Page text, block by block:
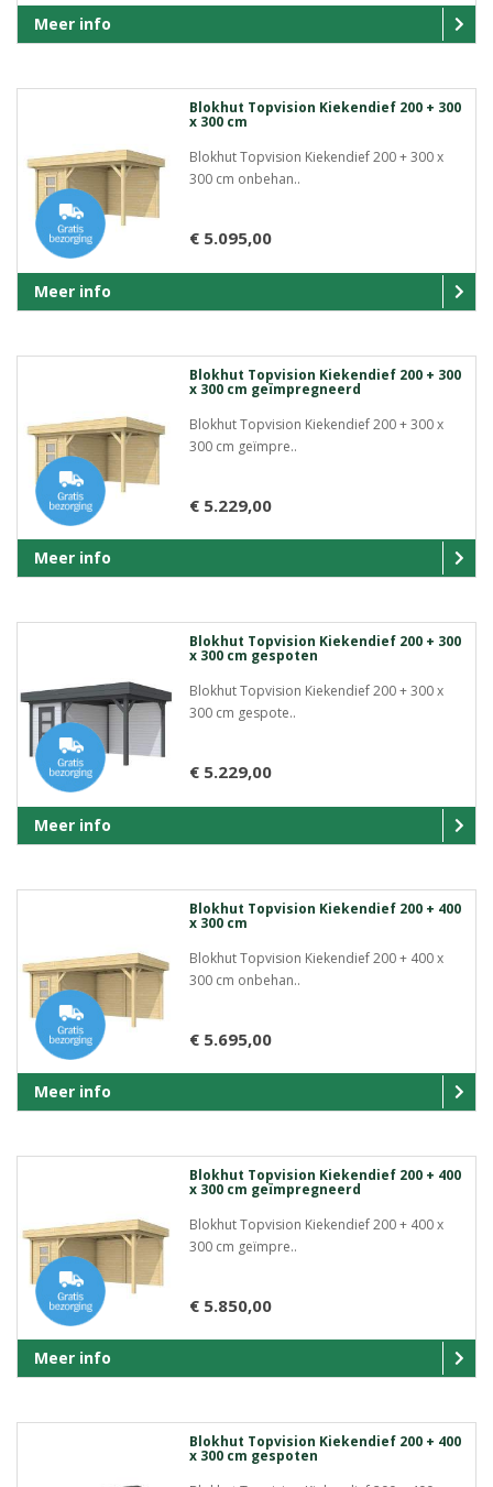
Meer info
Blokhut Topvision Kiekendief 200 + 300
x 300 cm
Blokhut Topvision Kiekendief 200 + 300 x
300 cm onbehan..
€ 5.095,00
Meer info
Blokhut Topvision Kiekendief 200 + 300
x 300 cm geïmpregneerd
Blokhut Topvision Kiekendief 200 + 300 x
300 cm geïmpre..
€ 5.229,00
Meer info
Blokhut Topvision Kiekendief 200 + 300
x 300 cm gespoten
Blokhut Topvision Kiekendief 200 + 300 x
300 cm gespote..
€ 5.229,00
Meer info
Blokhut Topvision Kiekendief 200 + 400
x 300 cm
Blokhut Topvision Kiekendief 200 + 400 x
300 cm onbehan..
€ 5.695,00
Meer info
Blokhut Topvision Kiekendief 200 + 400
x 300 cm geïmpregneerd
Blokhut Topvision Kiekendief 200 + 400 x
300 cm geïmpre..
€ 5.850,00
Meer info
Blokhut Topvision Kiekendief 200 + 400
x 300 cm gespoten